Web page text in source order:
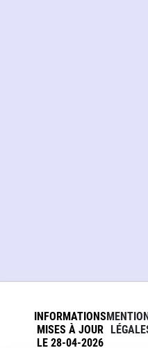
INFORMATIONS
MISES À JOUR
LE 28-04-2026